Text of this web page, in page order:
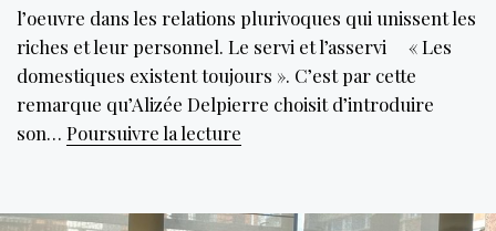
l’oeuvre dans les relations plurivoques qui unissent les
riches et leur personnel. Le servi et l’asservi « Les
domestiques existent toujours ». C’est par cette
remarque qu’Alizée Delpierre choisit d’introduire
son… Poursuivre la lecture
une